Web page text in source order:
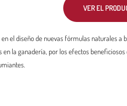
VER EL
el diseño de nuevas fórmulas naturales
la ganadería, por los efectos